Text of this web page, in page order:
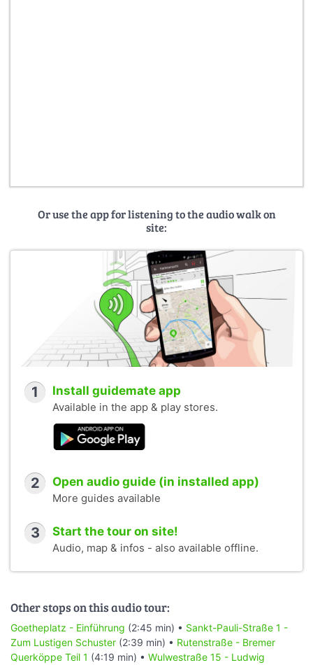
Or use the app for listening to the audio walk on
site:
1 Install guidemate app
Available in the app & play stores.
2 Open audio guide (in installed app)
More guides available
3 Start the tour on site!
Audio, map & infos - also available offline.
Other stops on this audio tour:
Goetheplatz - Einführung (2:45 min) • Sankt-Pauli-Straße 1 -
Zum Lustigen Schuster (2:39 min) • Rutenstraße - Bremer
Querköppe Teil 1 (4:19 min) • Wulwestraße 15 - Ludwig